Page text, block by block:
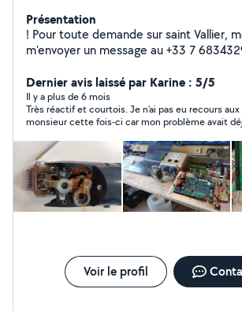
Présentation
! Pour toute demande sur saint Vallier,
m'envoyer un message au +33 7 68343292. ! Je
passionné de bricolage, j'ai un bac
maintenance industrielle et je suis en
Maintenance des systèmes de
Hybride en entreprise, Je suis
depuis plus de deux ans au repair café
Dernier avis laissé par Karine : 5/5
Il y a plus de 6 mois
Très réactif et courtois. Je n’ai pas eu recours
monsieur cette fois-ci car mon problème avait
prochaine fois!
Voir le profil